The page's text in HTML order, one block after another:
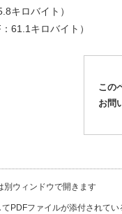
キロバイト）
：61.1キロバイト）
この
お問
別ウィンドウで開きます
PDFファイルが添付されてい